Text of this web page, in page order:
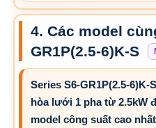
4. Các model
GR1P(2.5-6)K-S
Series S6-GR1P(2.5-
hòa lưới 1 pha từ 2.5kW
model công suất cao